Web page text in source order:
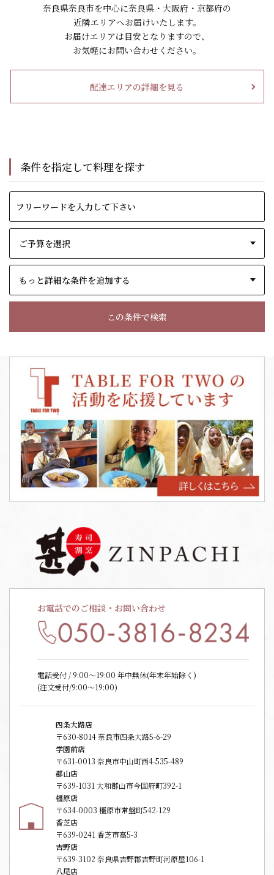
奈良県奈良市を中心に奈良県・大阪府・京都府の
近隣エリアへお届けいたします。
お届けエリアは目安となりますので、
お気軽にお問い合わせください。
配達エリアの詳細を見る
条件を指定して料理を探す
もっと詳細な条件を追加する
この条件で検索
お電話でのご相談・お問い合わせ
電話受付 / 9:00〜19:00 年中無休(年末年始除く)
(注文受付/9:00～19:00)
四条大路店
〒630-8014 奈良市四条大路5-6-29
学園前店
〒631-0013 奈良市中山町西4-535-489
郡山店
〒639-1031 大和郡山市今国府町392-1
橿原店
〒634-0003 橿原市常盤町542-129
香芝店
〒639-0241 香芝市高5-3
吉野店
〒639-3102 奈良県吉野郡吉野町河原屋106-1
八尾店